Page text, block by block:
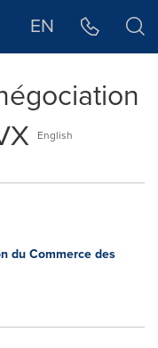
EN
English
du Commerce des